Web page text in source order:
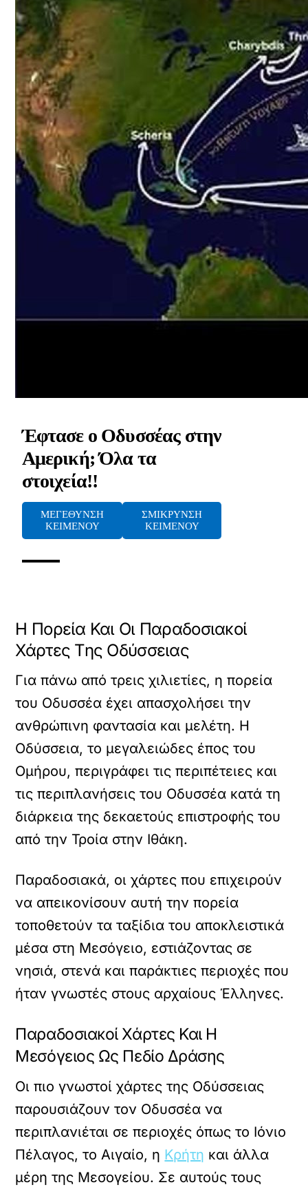
Έφτασε ο Οδυσσέας στην
Αμερική; Όλα τα
στοιχεία!!
ΜΕΓΕΘΥΝΣΗ
ΚΕΙΜΕΝΟΥ
ΣΜΙΚΡΥΝΣΗ
ΚΕΙΜΕΝΟΥ
Η Πορεία Και Οι Παραδοσιακοί
Χάρτες Της Οδύσσειας
Για πάνω από τρεις χιλιετίες, η πορεία
του Οδυσσέα έχει απασχολήσει την
ανθρώπινη φαντασία και μελέτη. Η
Οδύσσεια, το μεγαλειώδες έπος του
Ομήρου, περιγράφει τις περιπέτειες και
τις περιπλανήσεις του Οδυσσέα κατά τη
διάρκεια της δεκαετούς επιστροφής του
από την Τροία στην Ιθάκη.
Παραδοσιακά, οι χάρτες που επιχειρούν
να απεικονίσουν αυτή την πορεία
τοποθετούν τα ταξίδια του αποκλειστικά
μέσα στη Μεσόγειο, εστιάζοντας σε
νησιά, στενά και παράκτιες περιοχές που
ήταν γνωστές στους αρχαίους Έλληνες.
Παραδοσιακοί Χάρτες Και Η
Μεσόγειος Ως Πεδίο Δράσης
Οι πιο γνωστοί χάρτες της Οδύσσειας
παρουσιάζουν τον Οδυσσέα να
περιπλανιέται σε περιοχές όπως το Ιόνιο
Πέλαγος, το Αιγαίο, η Κρήτη και άλλα
μέρη της Μεσογείου. Σε αυτούς τους